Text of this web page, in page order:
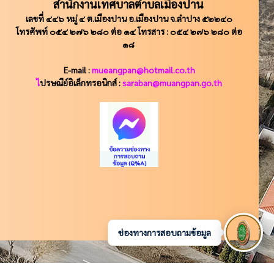
สำนักงานเทศบาลตำบลเมืองปาน
เลขที่ ๔๔๖ หมู่ ๔ ต.เมืองปาน อ.เมืองปาน จ.ลำปาง ๕๒๒๔๐
โทรศัพท์ ๐๕๔ ๒๗๖ ๒๘๐ ต่อ ๑๔ โทรสาร : ๐๕๔ ๒๗๖ ๒๘๐ ต่อ
๑๘
E-mail :mueangpan@hotmail.co.th
ไปรษณีย์อิเล็กทรอนิกส์ :saraban@muangpan.go.th
ช่องทางการสอบถามข้อมูล